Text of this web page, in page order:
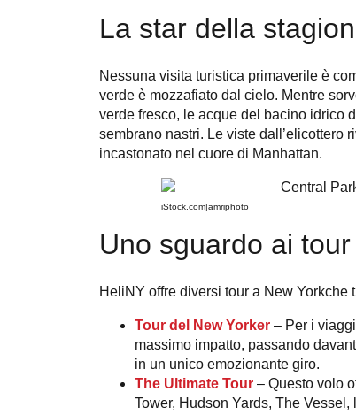
La star della
Nessuna visita turistica primaverile è
verde è mozzafiato dal cielo. Mentre
verde fresco, le acque del bacino idrico
sembrano nastri. Le viste dall’elicottero
incastonato nel cuore di Manhattan.
iStock.com|amriphoto
Uno sguardo ai
HeliNY offre diversi tour a New Yorkche
Tour del New Yorker – Per i
massimo impatto, passando
in un unico emozionante giro.
The Ultimate Tour – Questo volo
Tower, Hudson Yards, The